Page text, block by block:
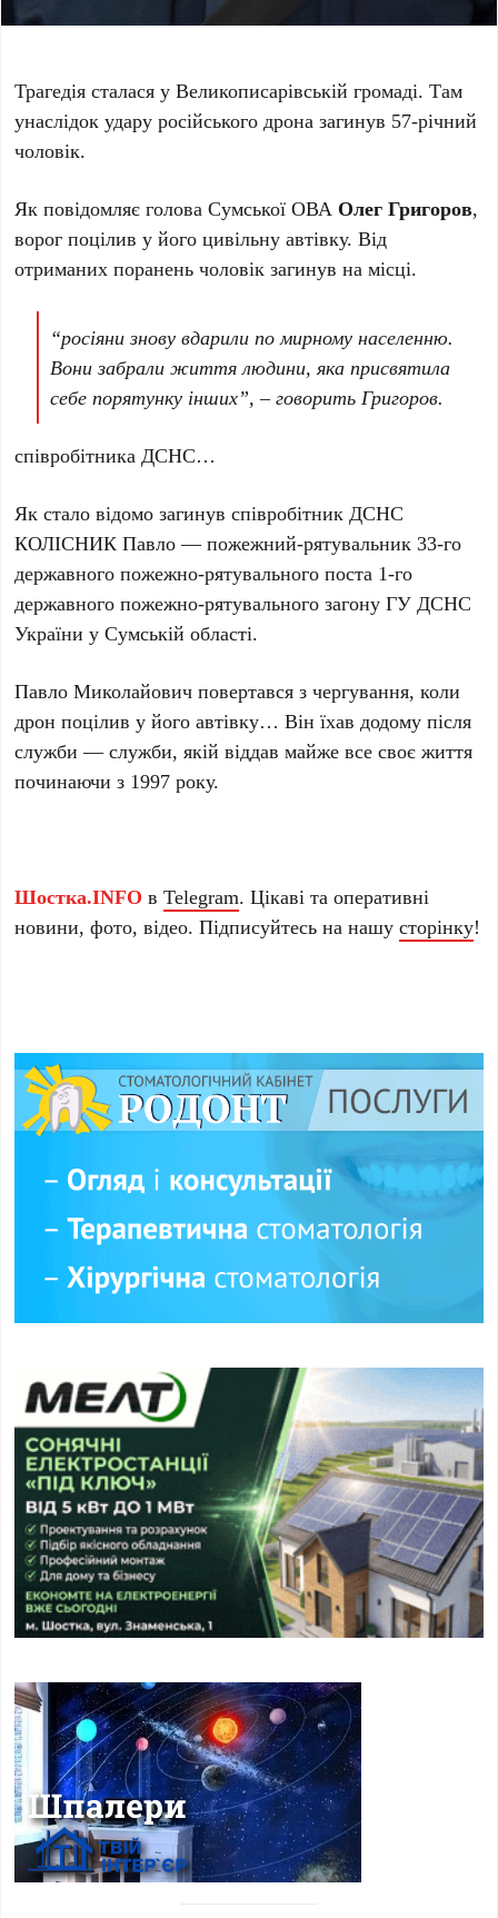
Трагедія сталася у Великописарівській громаді. Там
унаслідок удару російського дрона загинув 57-річний
чоловік.
Як повідомляє голова Сумської ОВА Олег Григоров,
ворог поцілив у його цивільну автівку. Від
отриманих поранень чоловік загинув на місці.
“росіяни знову вдарили по мирному населенню.
Вони забрали життя людини, яка присвятила
себе порятунку інших”, – говорить Григоров.
співробітника ДСНС…
Як стало відомо загинув співробітник ДСНС
КОЛІСНИК Павло — пожежний-рятувальник 33-го
державного пожежно-рятувального поста 1-го
державного пожежно-рятувального загону ГУ ДСНС
України у Сумській області.
Павло Миколайович повертався з чергування, коли
дрон поцілив у його автівку… Він їхав додому після
служби — служби, якій віддав майже все своє життя
починаючи з 1997 року.
Шостка.INFO вTelegram. Цікаві та оперативні
новини, фото, відео. Підписуйтесь на нашусторінку!